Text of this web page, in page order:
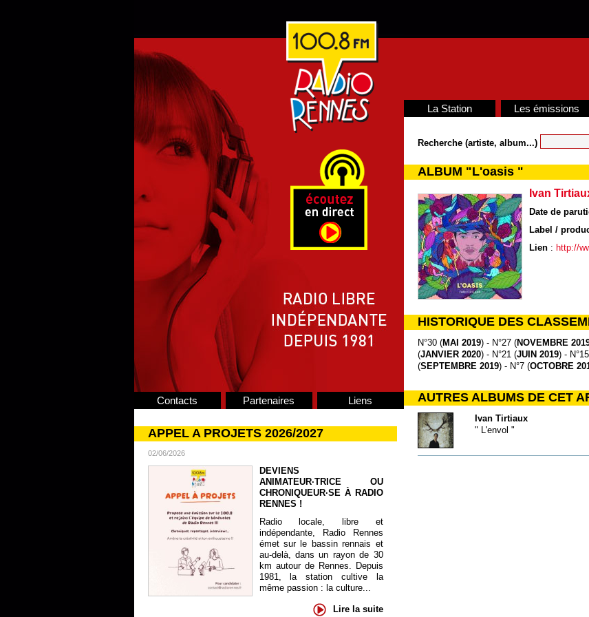
Contacts Partenaires Liens
APPEL A PROJETS 2026/2027
02/06/2026
DEVIENS
ANIMATEUR·TRICE OU
CHRONIQUEUR·SE À RADIO
RENNES !
Radio locale, libre et
indépendante, Radio Rennes
émet sur le bassin rennais et
au-delà, dans un rayon de 30
km autour de Rennes. Depuis
1981, la station cultive la
même passion : la culture...
Lire la suite
La Station Les émissions
Recherche (artiste, album...)
ALBUM "L'oasis "
Ivan
Date de
Label /
Lien: http://
HISTORIQUE DES
N°30 (MAI 2019) - N°27 (NOVEMBRE
(JANVIER 2020) - N°21 (JUIN 2019) -
(SEPTEMBRE 2019) - N°7 (OCTOBRE
AUTRES ALBUMS DE CET
Ivan Tirtiaux
" L'envol "